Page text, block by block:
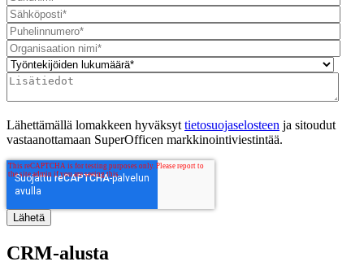
Lähettämällä lomakkeen hyväksyt tietosuojaselosteen ja sitoudut
vastaanottamaan SuperOfficen markkinointiviestintää.
CRM-alusta